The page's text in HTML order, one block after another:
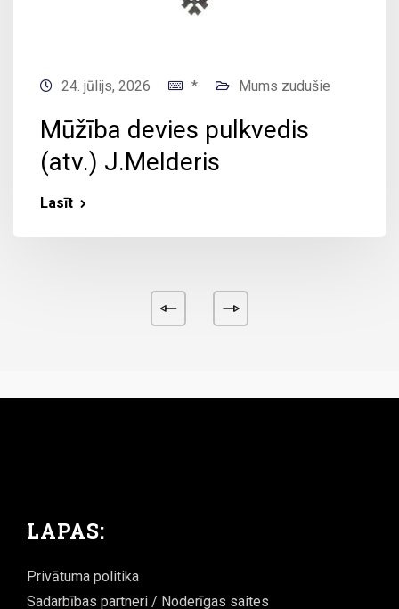
24. jūlijs, 2026 * Mums zudušie
Mūžība devies pulkvedis
(atv.) J.Melderis
Lasīt
LAPAS:
Privātuma politika
Sadarbības partneri / Noderīgas saites